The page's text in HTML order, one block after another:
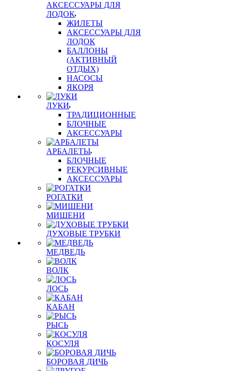
АКСЕССУАРЫ ДЛЯ
ЛОДОК
ЖИЛЕТЫ
АКСЕССУАРЫ ДЛЯ
ЛОДОК
БАЛЛОНЫ
(АКТИВНЫЙ
ОТДЫХ)
НАСОСЫ
ЯКОРЯ
ЛУКИ
ТРАДИЦИОННЫЕ
БЛОЧНЫЕ
АКСЕССУАРЫ
АРБАЛЕТЫ
БЛОЧНЫЕ
РЕКУРСИВНЫЕ
АКСЕССУАРЫ
РОГАТКИ
МИШЕНИ
ДУХОВЫЕ ТРУБКИ
МЕДВЕДЬ
ВОЛК
ЛОСЬ
КАБАН
РЫСЬ
КОСУЛЯ
БОРОВАЯ ДИЧЬ